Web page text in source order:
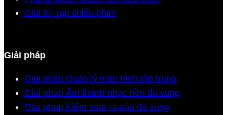
Giải trí, rạp chiếu phim
Giải pháp
Giải pháp Quản lý màn hình tập trung
Giải pháp Âm thanh nhạc nền đa vùng
Giải pháp Kiểm soát ra vào đa vùng